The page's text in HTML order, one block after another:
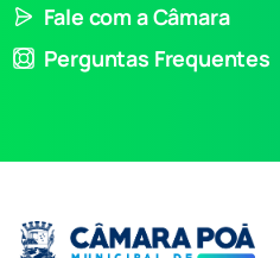
Fale com a Câmara
Perguntas Frequentes